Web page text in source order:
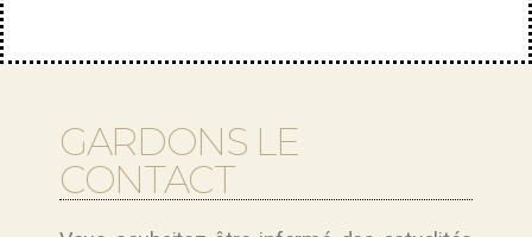
GARDONS LE
CONTACT